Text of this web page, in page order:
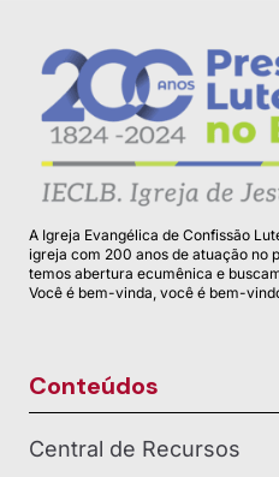
A Igreja Evangélica de Confissão
igreja com 200 anos de atuação no
temos abertura ecumênica e
Você é bem-vinda, você é bem-
Conteúdos
Central de Recursos